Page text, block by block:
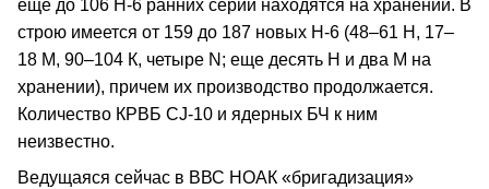
еще до 106 Н-6 ранних серий находятся на хранении. В
строю имеется от 159 до 187 новых Н-6 (48–61 Н, 17–
18 М, 90–104 К, четыре N; еще десять Н и два М на
хранении), причем их производство продолжается.
Количество КРВБ CJ-10 и ядерных БЧ к ним
неизвестно.
Ведущаяся сейчас в ВВС НОАК «бригадизация»